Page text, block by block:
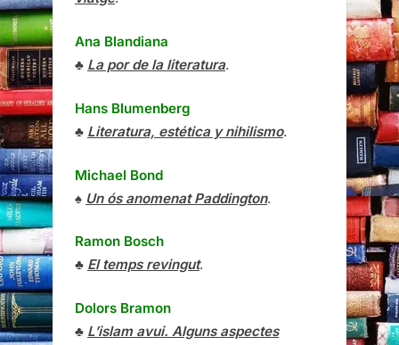
Ana Blandiana
♣ La por de la literatura.
Hans Blumenberg
♣ Literatura, estética y nihilismo.
Michael Bond
♠ Un ós anomenat Paddington.
Ramon Bosch
♣ El temps revingut.
Dolors Bramon
♣ L’islam avui. Alguns aspectes